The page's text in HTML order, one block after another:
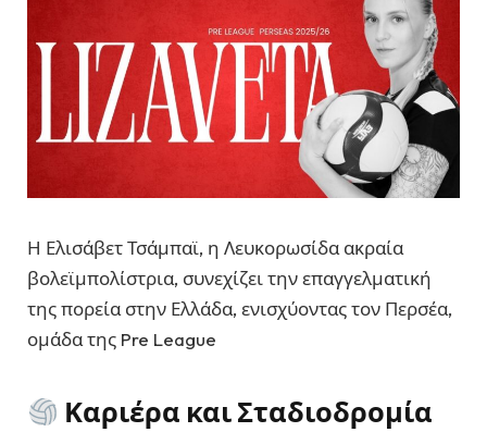
Η Ελισάβετ Τσάμπαϊ, η Λευκορωσίδα ακραία
βολεϊμπολίστρια, συνεχίζει την επαγγελματική
της πορεία στην Ελλάδα, ενισχύοντας τον Περσέα,
ομάδα της Pre League
Καριέρα και Σταδιοδρομία